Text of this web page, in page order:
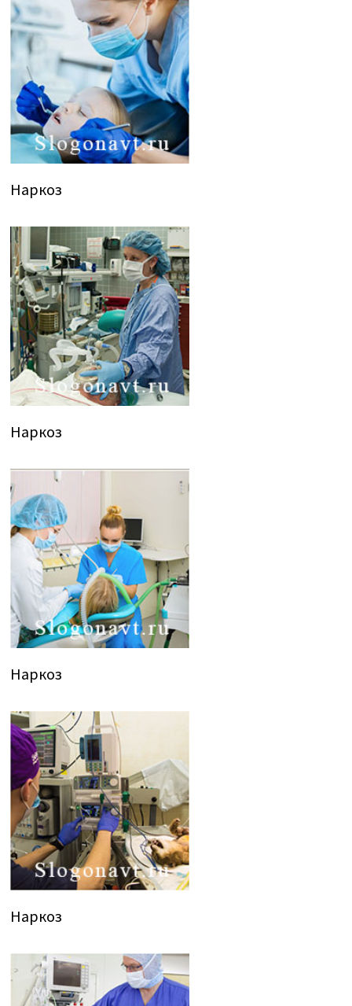
Наркоз
Наркоз
Наркоз
Наркоз